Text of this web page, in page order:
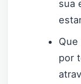
sua
Que
por